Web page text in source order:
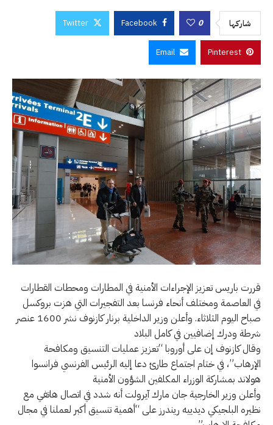
شاركها 0
Facebook
Twitter
Pinterest
Email
قررت باريس تعزيز الإجراءات الأمنية في المطارات ومحطات القطارات
في العاصمة ومختلف أنحاء فرنسا بعد التفجيرات التي هزت بروكسل
صباح اليوم الثلاثاء. وأعلن وزير الداخلية برنار كازنوف نشر 1600 عنصر
شرطة ودرك إضافيين في كامل البلاد
وقال كازنوف إن على أوروبا “تعزيز عمليات التنسيق ومكافحة
الإرهاب”، في ختام اجتماع طارئ دعا إليه الرئيس الفرنسي فرانسوا
هولاند بمشاركة الوزراء المكلفين الشؤون الأمنية
وأعلن وزير الخارجية جان مارك آيرولت أنه شدد في اتصال هاتفي مع
نظيره البلجيكي ديدييه ريندرز على “أهمية تنسيق أكبر لعملنا في مجال